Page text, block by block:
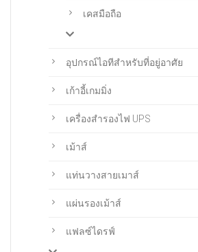
เคสมือถือ
อุปกรณ์ไอทีสำหรับที่อยู่อาศัย
เก้าอี้เกมมิ่ง
เครื่องสำรองไฟ UPS
เม้าส์
แท่นวางสายเมาส์
แผ่นรองเม้าส์
แฟลซ์ไดรฟ์